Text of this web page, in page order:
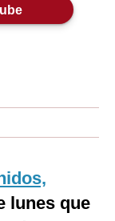
lunes que